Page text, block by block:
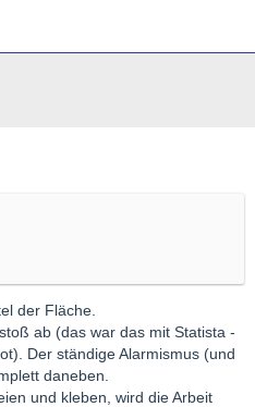
der Fläche.
ab (das war das mit Statista -
Der ständige Alarmismus (und
daneben.
und kleben, wird die Arbeit